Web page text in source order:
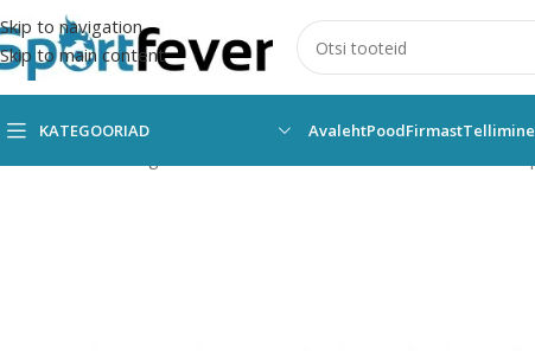
Skip to navigation
Skip to main content
KATEGOORIAD AvalehtPoodFirmastTellimine